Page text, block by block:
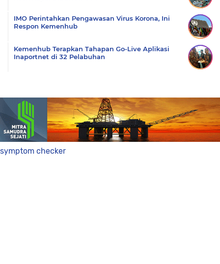
IMO Perintahkan Pengawasan Virus Korona, Ini
Respon Kemenhub
Kemenhub Terapkan Tahapan Go-Live Aplikasi
Inaportnet di 32 Pelabuhan
symptom checker